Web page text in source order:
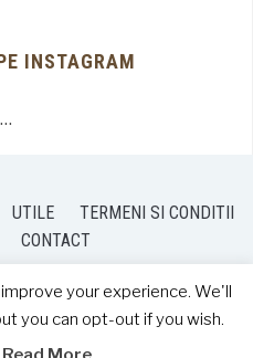
INSTAGRAM
…
UTILE
TERMENI SI CONDITII
CONTACT
your experience. We'll
you can opt-out if you wish.